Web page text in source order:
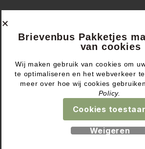
Website & design by
Brievenbus Pakketjes
van cookies
Wij maken gebruik van cookies om
te optimaliseren en het webverkeer
meer over hoe wij cookies
Policy.
Cookies
Weigeren